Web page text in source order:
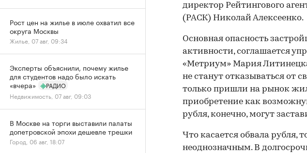
00:00 00:00
директор Рейтингового
(РАСК) Николай Алексеенко.
Основная опасность
активности, соглашается
«Метриум» Мария
не станут отказываться от
только пришли на рынок
приобретение как
рубля, конечно, могут
Что касается обвала рубля,
неоднозначным. В
Рост цен на жилье в июле охватил все
округа Москвы
Жилье, 07 авг, 09:34
Эксперты объяснили, почему жилье
для студентов надо было искать
«вчера»
РАДИО
Недвижимость, 07 авг, 09:03
В Москве на торги выставили палаты
допетровской эпохи дешевле трешки
Город, 06 авг, 18:07